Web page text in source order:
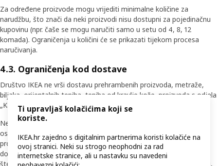
Za određene proizvode mogu vrijediti minimalne količine za
narudžbu, što znači da neki proizvodi nisu dostupni za pojedinačnu
kupovinu (npr. čaše se mogu naručiti samo u setu od 4, 8, 12
komada). Ograničenja u količini će se prikazati tijekom procesa
naručivanja.
4.3. Ograničenja kod dostave
Društvo IKEA ne vrši dostavu prehrambenih proizvoda, metraže,
biljaka, orijentalnih tepiha, tepiha od kravlje kože, proizvoda s odjela
„Kakvo je – takvo je“ te poklon bonova.
Neki proizvodi (poput sofa) imaju veće dimenzije i Kupac je dužan
osigurati prostor za dostavu proizvoda većih dimenzija te pristup
prostoriji u koju će se proizvodi dostaviti. Kupac treba omogućiti
dostavu proizvoda u prostor u kojem neće biti izloženi bilo kakvim
štetnim uvjetima (primjerice, ali ne ograničavajući se na vlagu, kišu,
Ti upravljaš kolačićima koji se
koriste.
IKEA.hr zajedno s digitalnim partnerima koristi kolačiće na
ovoj stranici. Neki su strogo neophodni za rad
internetske stranice, ali u nastavku su navedeni